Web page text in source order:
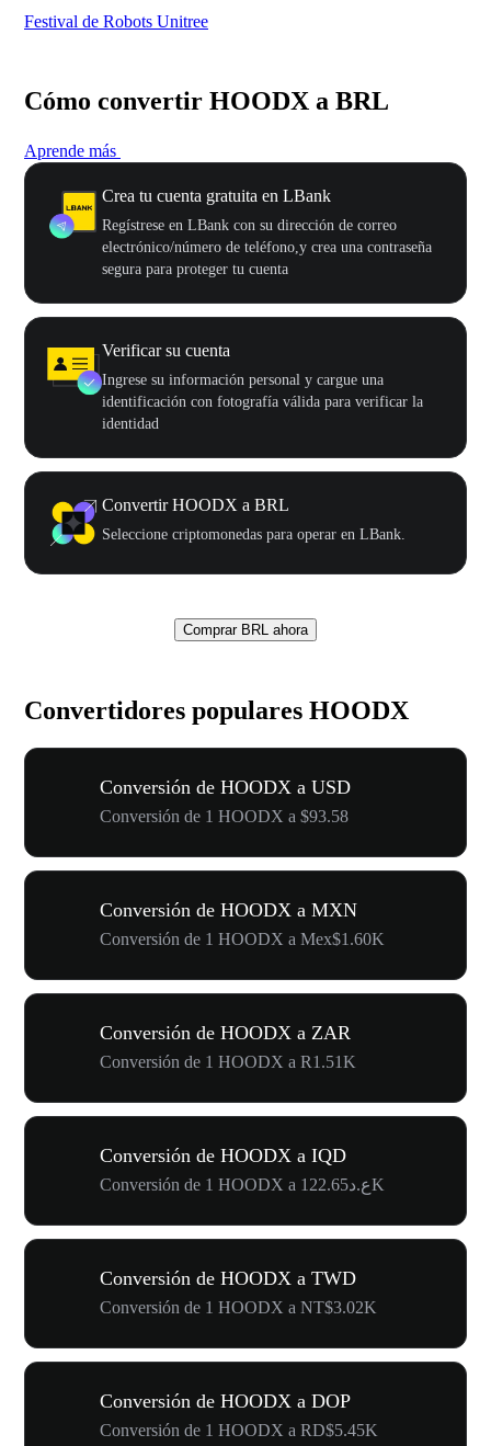
Festival de Robots Unitree
Cómo convertir HOODX a BRL
Aprende más
Crea tu cuenta gratuita en LBank
Regístrese en LBank con su dirección de correo
electrónico/número de teléfono,y crea una contraseña
segura para proteger tu cuenta
Verificar su cuenta
Ingrese su información personal y cargue una
identificación con fotografía válida para verificar la
identidad
Convertir HOODX a BRL
Seleccione criptomonedas para operar en LBank.
Comprar BRL ahora
Convertidores populares HOODX
Conversión de HOODX a USD
Conversión de 1 HOODX a $93.58
Conversión de HOODX a MXN
Conversión de 1 HOODX a Mex$1.60K
Conversión de HOODX a ZAR
Conversión de 1 HOODX a R1.51K
Conversión de HOODX a IQD
Conversión de 1 HOODX a ع.د122.65K
Conversión de HOODX a TWD
Conversión de 1 HOODX a NT$3.02K
Conversión de HOODX a DOP
Conversión de 1 HOODX a RD$5.45K